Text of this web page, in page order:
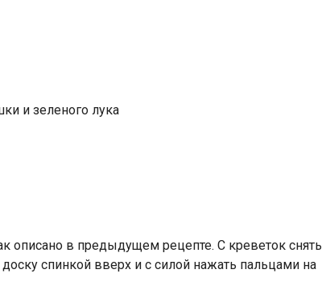
и зеленого лука
описано в предыдущем рецепте. С креветок снять
спинкой вверх и с силой нажать пальцами на